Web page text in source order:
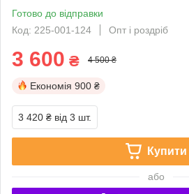
Готово до відправки
Код: 225-001-124
Опт і роздріб
3 600 ₴ 4 500 ₴
Економія 900 ₴
3 420 ₴ від 3 шт.
Купити
або